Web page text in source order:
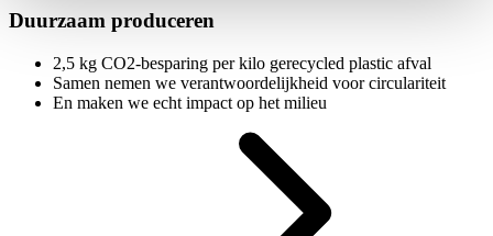
Duurzaam produceren
2,5 kg CO2-besparing per kilo gerecycled plastic afval
Samen nemen we verantwoordelijkheid voor circulariteit
En maken we echt impact op het milieu